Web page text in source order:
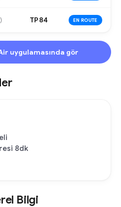
) TP84 EN ROUTE
uygulamasında gör
8dk
Bilgi